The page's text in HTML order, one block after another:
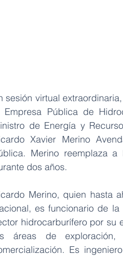
sesión virtual
Empresa Pública de
de Energía y
Xavier Merino
Merino reemplaza
dos años.
Merino, quien hasta
es funcionario de
hidrocarburífero por su
áreas de exploración,
Es